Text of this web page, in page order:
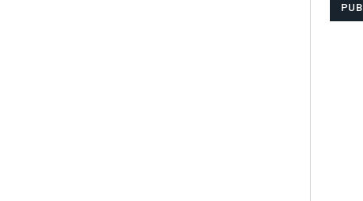
PUB